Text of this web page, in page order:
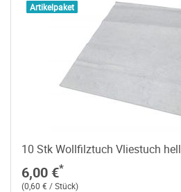
Artikelpaket
10 Stk Wollfilztuch Vliestuch hell
6,00 €*
(0,60 € / Stück)